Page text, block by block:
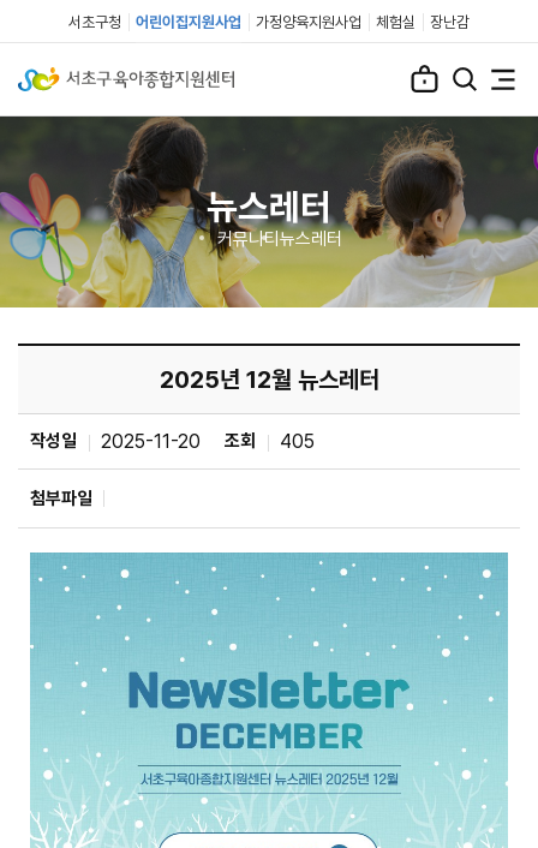
서초구청 어린이집지원사업 가정양육지원사업 체험실 장난감
뉴스레터
커뮤니티뉴스레터
2025년 12월 뉴스레터
작성일 2025-11-20 조회 405
첨부파일